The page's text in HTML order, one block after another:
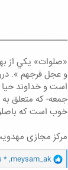
«صلوات» يكي از
و عجل فرجهم ».
است و خداوند حیا
جمعه- که متعلق
خوب است که
مرکز مجازی
و
ا
meysam_ak
,
*